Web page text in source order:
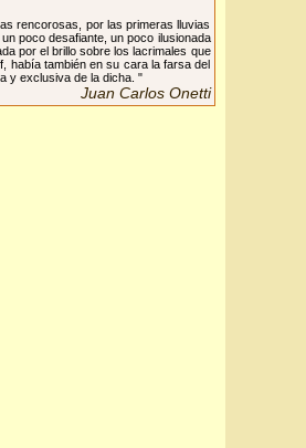
rencorosas, por las primeras lluvias
poco desafiante, un poco ilusionada
por el brillo sobre los lacrimales que
había también en su cara la farsa del
y exclusiva de la dicha. "
Juan Carlos Onetti